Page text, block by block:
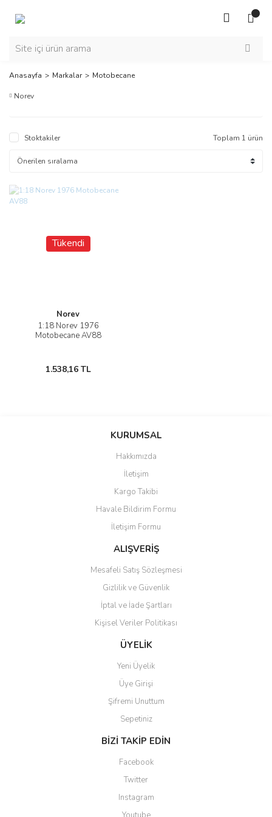
Anasayfa Markalar Motobecane
Norev
Stoktakiler Toplam 1 ürün
Tükendi
Norev
1:18 Norev 1976
Motobecane AV88
1.538,16 TL
KURUMSAL
Hakkımızda
İletişim
Kargo Takibi
Havale Bildirim Formu
İletişim Formu
ALIŞVERİŞ
Mesafeli Satış Sözleşmesi
Gizlilik ve Güvenlik
İptal ve İade Şartları
Kişisel Veriler Politikası
ÜYELİK
Yeni Üyelik
Üye Girişi
Şifremi Unuttum
Sepetiniz
BİZİ TAKİP EDİN
Facebook
Twitter
Instagram